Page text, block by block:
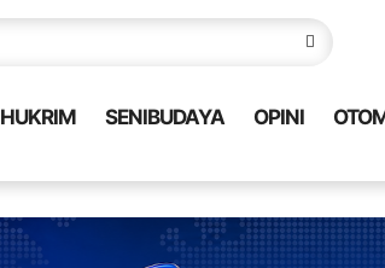
HUKRIM SENIBUDAYA OPINI